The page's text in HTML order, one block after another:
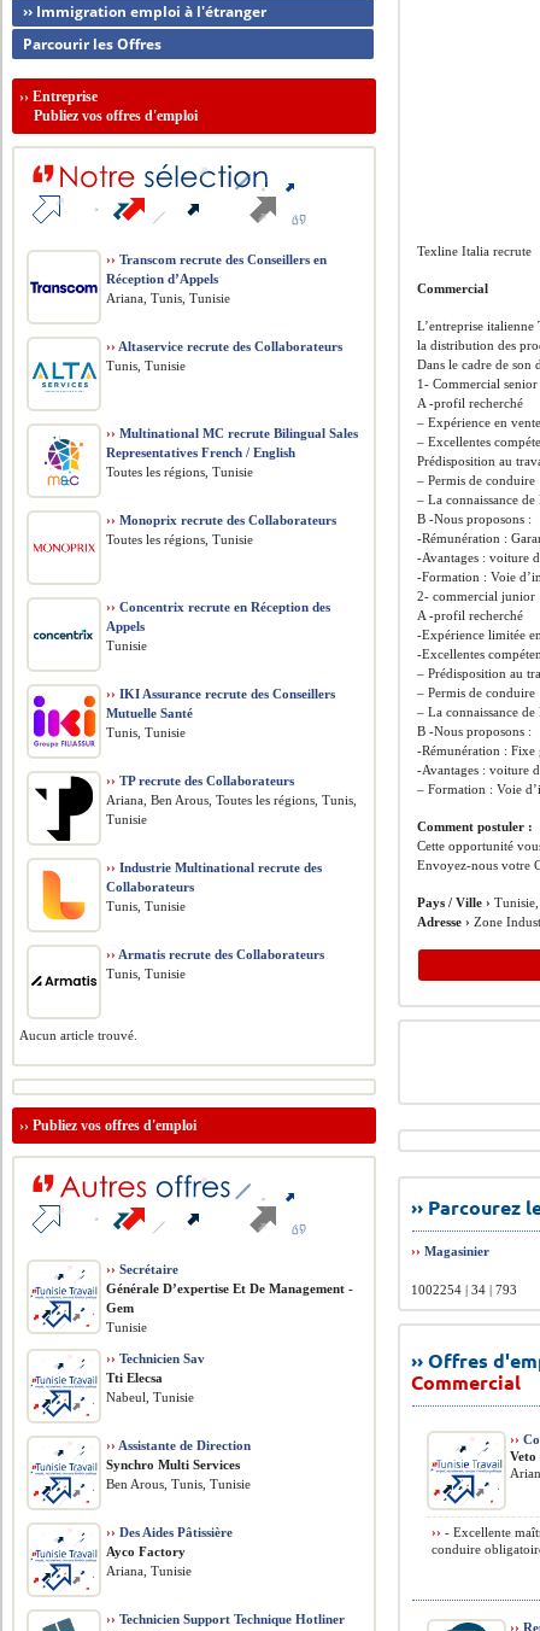
Texline Italia recrute
Commercial
L’entreprise italienne
la distribution des
Dans le cadre de son
1- Commercial
A -profil recherché
– Expérience en
– Excellentes
Prédisposition au
– Permis de conduire
– La connaissance
B -Nous proposons :
-Rémunération :
-Avantages : voiture
-Formation : Voie
2- commercial junior
A -profil recherché
-Expérience limitée
-Excellentes
– Prédisposition au
– Permis de conduire
– La connaissance
B -Nous proposons :
-Rémunération : Fixe
-Avantages : voiture
– Formation : Voie
Comment postuler :
Cette opportunité
Envoyez-nous votre
Pays / Ville ›
Adresse › Zone
››
››Magasinier
1002254 | 34 | 793
›› Offres
Commercial
››
›› - Excellente
conduire
››
›› Immigration emploi à l'étranger
Parcourir les Offres
››Entreprise
Publiez vos offres d'emploi
›› Transcom recrute des Conseillers en
Réception d’Appels
Ariana, Tunis, Tunisie
›› Altaservice recrute des Collaborateurs
Tunis, Tunisie
›› Multinational MC recrute Bilingual Sales
Representatives French / English
Toutes les régions, Tunisie
›› Monoprix recrute des Collaborateurs
Toutes les régions, Tunisie
›› Concentrix recrute en Réception des
Appels
Tunisie
›› IKI Assurance recrute des Conseillers
Mutuelle Santé
Tunis, Tunisie
›› TP recrute des Collaborateurs
Ariana, Ben Arous, Toutes les régions, Tunis,
Tunisie
›› Industrie Multinational recrute des
Collaborateurs
Tunis, Tunisie
›› Armatis recrute des Collaborateurs
Tunis, Tunisie
Aucun article trouvé.
››Publiez vos offres d'emploi
›› Secrétaire
Générale D’expertise Et De Management -
Gem
Tunisie
›› Technicien Sav
Tti Elecsa
Nabeul, Tunisie
›› Assistante de Direction
Synchro Multi Services
Ben Arous, Tunis, Tunisie
›› Des Aides Pâtissière
Ayco Factory
Ariana, Tunisie
›› Technicien Support Technique Hotliner